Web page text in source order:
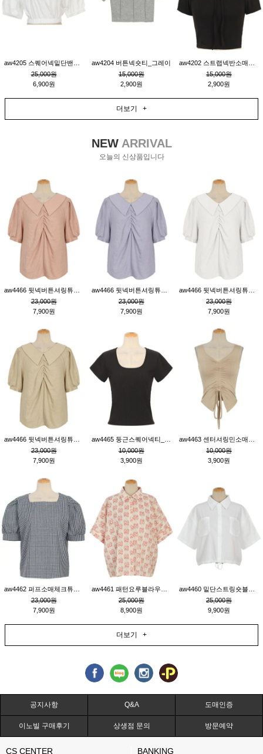
25,000원
6,900원
aw4204 버튼넥숏티_그레이
15,000원
2,900원
15,000원
2,900원
더보기 +
NEWARRIVAL
오늘의 신상품입니다
23,000원
7,900원
23,000원
7,900원
23,000원
7,900원
23,000원
7,900원
10,000원
3,900원
10,000원
3,900원
23,000원
7,900원
25,000원
8,900원
25,000원
9,900원
더보기 +
공지사항 Q&A 도매인증
이노빌 구매후기 상생점 문의 방문예약
CS CENTER BANKING